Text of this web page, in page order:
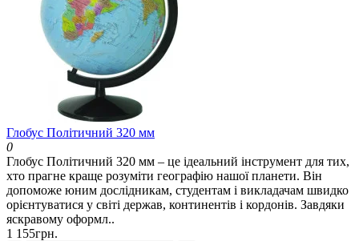
Глобус Політичний 320 мм
0
Глобус Політичний 320 мм – це ідеальний інструмент для тих,
хто прагне краще розуміти географію нашої планети. Він
допоможе юним дослідникам, студентам і викладачам швидко
орієнтуватися у світі держав, континентів і кордонів. Завдяки
яскравому оформл..
1 155грн.